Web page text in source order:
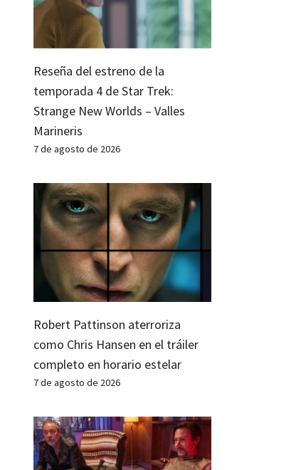
Reseña del estreno de la
temporada 4 de Star Trek:
Strange New Worlds – Valles
Marineris
7 de agosto de 2026
Robert Pattinson aterroriza
como Chris Hansen en el tráiler
completo en horario estelar
7 de agosto de 2026